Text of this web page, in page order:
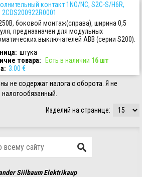
контакт 1NO/NC, S2C-S/H6R,
2CDS200922R0001
боковой монтаж(справа), ширина 0,5
предназначен для модульных
выключателей ABB (серии S200).
штука
товара: Есть в наличии 16 шт
3.00 €
не содержат налога с оборота. Я не
налогообязанный.
Изделий на странице:
Siilbaum Elektrikaup